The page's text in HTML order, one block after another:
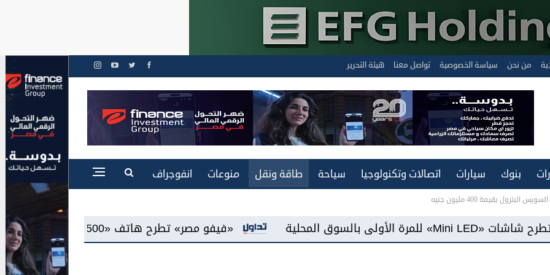
من نحن سياسة الخصوصية تواصل معنا هيئة التحرير
بنوك سيارات اتصالات وتكنولوجيا سياحة طاقة ونقل منوعات
انفوجراف
بقيمة 400 مليون جنيه
«فيفو مصر» تطرح هاتف «Y500» ببطارية سعة 8100 مللي أمبير وشاشة «AMOLED»